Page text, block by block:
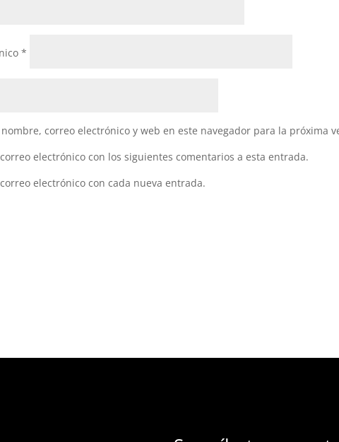
*
correo electrónico y web en este navegador para la próxima
electrónico con los siguientes comentarios a esta entrada.
electrónico con cada nueva entrada.